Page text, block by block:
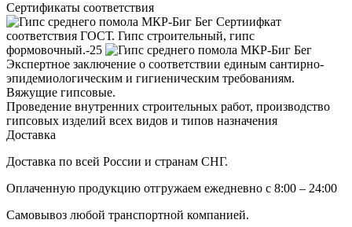
Сертификаты соответствия
Сертиифкат
соответствия ГОСТ. Гипс строительный, гипс
формовочный.-25
Экспертное заключение о соответствии единым сантирно-
эпидемиологическим и гигиеническим требованиям.
Вяжущие гипсовые.
Проведение внутренних строительных работ, производство
гипсовых изделий всех видов и типов назначения
Доставка
Доставка по всей России и странам СНГ.
Оплаченную продукцию отгружаем ежедневно с 8:00 – 24:00
Самовывоз любой транспортной компанией.